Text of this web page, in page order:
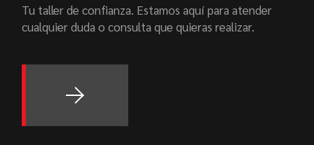
Tu taller de confianza. Estamos aquí para atender
cualquier duda o consulta que quieras realizar.